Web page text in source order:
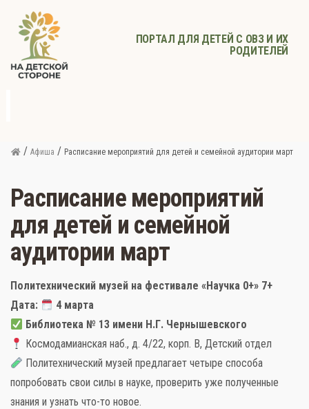
ПОРТАЛ ДЛЯ ДЕТЕЙ С ОВЗ И ИХ
РОДИТЕЛЕЙ
Слова поддержки
/ Афиша / Расписание мероприятий для детей и семейной аудитории март
Расписание мероприятий
для детей и семейной
аудитории март
Политехнический музей на фестивале «Научка 0+» 7+
Дата:
4 марта
Библиотека № 13 имени Н.Г. Чернышевского
Космодамианская наб., д. 4/22, корп. В, Детский отдел
Политехнический музей предлагает четыре способа
попробовать свои силы в науке, проверить уже полученные
знания и узнать что-то новое.